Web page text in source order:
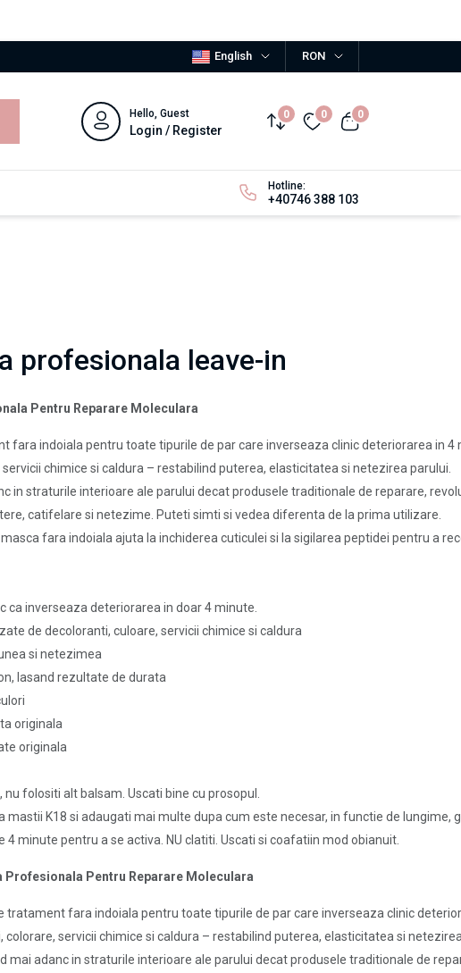
English RON
Hello, Guest
Login / Register
0 0 0
Hotline:
+40746 388 103
profesionala leave-in
Pentru Reparare Moleculara
fara indoiala pentru toate tipurile de par care inverseaza clinic deteriorarea in
chimice si caldura – restabilind puterea, elasticitatea si netezirea parului.
in straturile interioare ale parului decat produsele traditionale de reparare,
catifelare si netezime. Puteti simti si vedea diferenta de la prima utilizare.
masca fara indoiala ajuta la inchiderea cuticulei si la sigilarea peptidei pentru
ca inverseaza deteriorarea in doar 4 minute.
de decoloranti, culoare, servicii chimice si caldura
si netezimea
lasand rezultate de durata
originala
originala
folositi alt balsam. Uscati bine cu prosopul.
mastii K18 si adaugati mai multe dupa cum este necesar, in functie de
4 minute pentru a se activa. NU clatiti. Uscati si coafatiin mod obianuit.
Profesionala Pentru Reparare Moleculara
tratament fara indoiala pentru toate tipurile de par care inverseaza clinic
colorare, servicii chimice si caldura – restabilind puterea, elasticitatea si
mai adanc in straturile interioare ale parului decat produsele traditionale de